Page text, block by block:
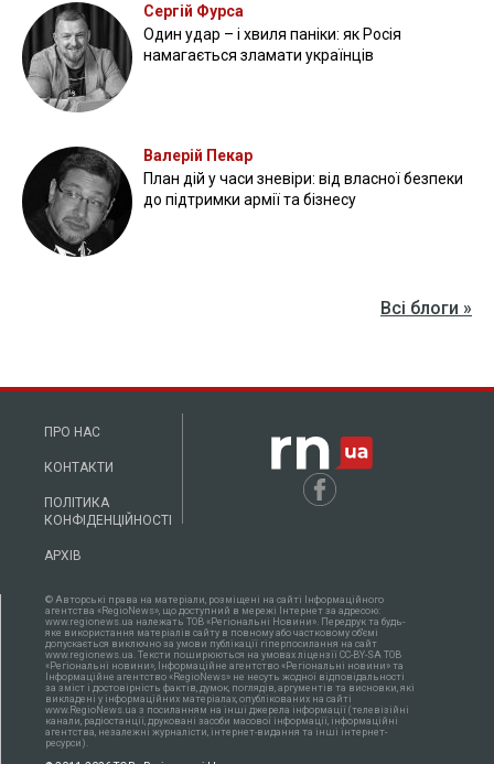
Сергій Фурса
Один удар – і хвиля паніки: як Росія
намагається зламати українців
Валерій Пекар
План дій у часи зневіри: від власної безпеки
до підтримки армії та бізнесу
Всі блоги »
ПРО НАС
КОНТАКТИ
ПОЛІТИКА
КОНФІДЕНЦІЙНОСТІ
АРХІВ
© Авторські права на матеріали, розміщені на сайті Інформаційного
агентства «RegioNews», що доступний в мережі Інтернет за адресою:
www.regionews.ua належать ТОВ «Регіональні Новини». Передрук та будь-
яке використання матеріалів сайту в повному або частковому об'ємі
допускається виключно за умови публікації гіперпосилання на сайт
www.regionews.ua. Тексти поширюються нa умовах ліцензії CC-BY-SA ТОВ
«Регіональні новини», Інформаційне агентство «Регіональні новини» та
Інформаційне агентство «RegioNews» не несуть жодної відповідальності
за зміст і достовірність фактів, думок, поглядів, аргументів та висновки, які
викладені у інформаційних матеріалах, опублікованих на сайті
www.RegioNews.ua з посиланням на інші джерела інформації (телевізійні
канали, радіостанції, друковані засоби масової інформації, інформаційні
агентства, незалежні журналісти, інтернет-видання та інші інтернет-
ресурси).